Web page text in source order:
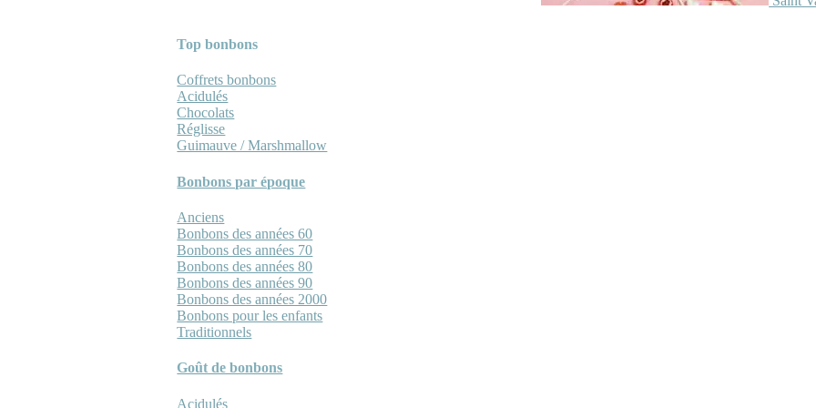
Top bonbons
Coffrets bonbons
Acidulés
Chocolats
Réglisse
Guimauve / Marshmallow
Bonbons par époque
Anciens
Bonbons des années 60
Bonbons des années 70
Bonbons des années 80
Bonbons des années 90
Bonbons des années 2000
Bonbons pour les enfants
Traditionnels
Goût de bonbons
Acidulés